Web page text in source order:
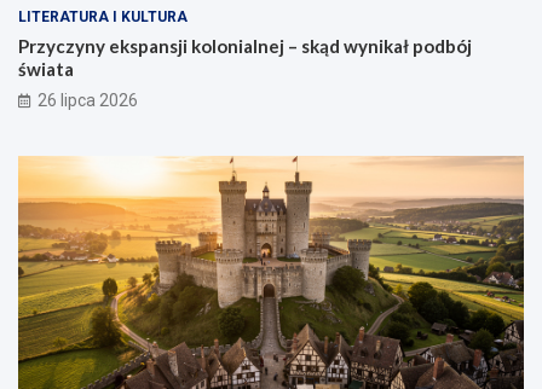
LITERATURA I KULTURA
Przyczyny ekspansji kolonialnej – skąd wynikał podbój
świata
26 lipca 2026